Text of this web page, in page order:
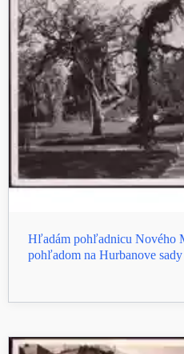
Hľadám pohľadnicu Nového
pohľadom na Hurbanove sady